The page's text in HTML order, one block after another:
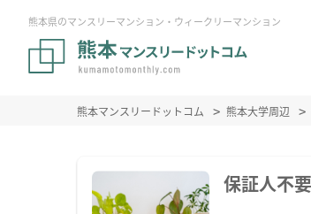
熊本県のマンスリーマンション・ウィークリーマンション
熊本マンスリードットコム 熊本大学周辺
保証人不